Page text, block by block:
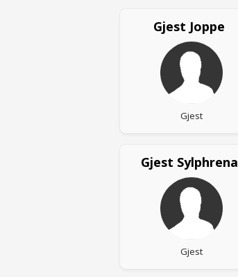
Gjest Joppe
Gjest
Gjest Sylphrena
Gjest